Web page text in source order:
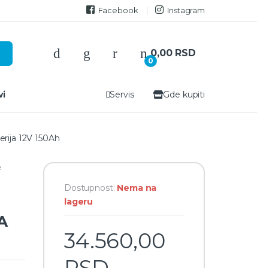
Facebook Instagram
0
0,00RSD
Gde kupiti
Servis
12V 150Ah
Dostupnost: Nema na
lageru
34.560,00